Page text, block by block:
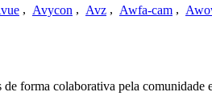
, Avycon , Avz , Awfa-cam ,
forma colaborativa pela comunidade